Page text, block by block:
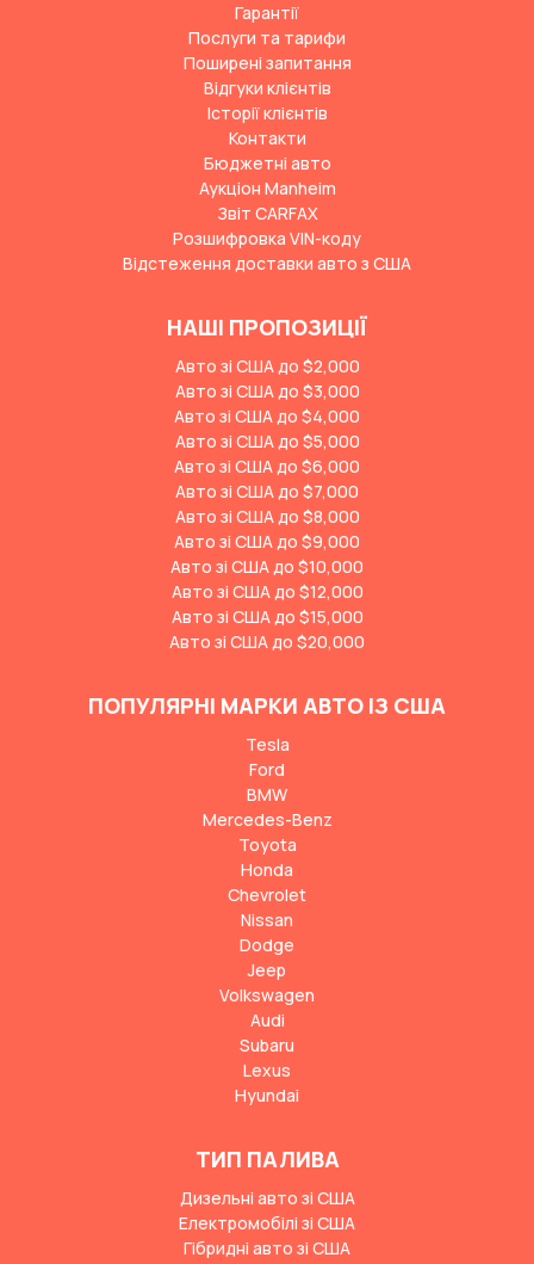
Гарантії
Послуги та тарифи
Поширені запитання
Відгуки клієнтів
Історії клієнтів
Контакти
Бюджетні авто
Аукціон Manheim
Звіт CARFAX
Розшифровка VIN-коду
Відстеження доставки авто з США
НАШІ ПРОПОЗИЦІЇ
Авто зі США до $2,000
Авто зі США до $3,000
Авто зі США до $4,000
Авто зі США до $5,000
Авто зі США до $6,000
Авто зі США до $7,000
Авто зі США до $8,000
Авто зі США до $9,000
Авто зі США до $10,000
Авто зі США до $12,000
Авто зі США до $15,000
Авто зі США до $20,000
ПОПУЛЯРНІ МАРКИ АВТО ІЗ США
Tesla
Ford
BMW
Mercedes-Benz
Toyota
Honda
Chevrolet
Nissan
Dodge
Jeep
Volkswagen
Audi
Subaru
Lexus
Hyundai
ТИП ПАЛИВА
Дизельні авто зі США
Електромобілі зі США
Гібридні авто зі США